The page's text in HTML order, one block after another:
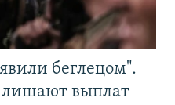
беглецом".
выплат